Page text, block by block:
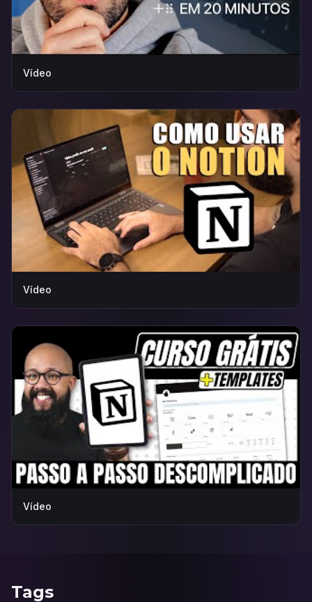
Vídeo
Vídeo
Vídeo
Tags